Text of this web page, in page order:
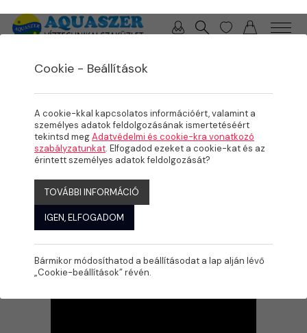
Cookie - Beállítások
A cookie-kkal kapcsolatos információért, valamint a
személyes adatok feldolgozásának ismertetéséért
tekintsd megAdatvédelmi és cookie-kra vonatkozó
szabályzatunkat. Elfogadod ezeket a cookie-kat és az
érintett személyes adatok feldolgozását?
TOVÁBBI INFORMÁCIÓ
IGEN, ELFOGADOM
Bármikor módosíthatod a beállításodat a lap alján lévő
„Cookie-beállítások” révén.